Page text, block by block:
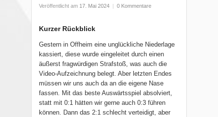
Veröffentlicht am 17. Mai 2024 0 Kommentare
Kurzer Rückblick
Gestern in Offheim eine unglückliche Niederlage
kassiert, diese wurde eingeleitet durch einen
äußerst fragwürdigen Strafstoß, was auch die
Video-Aufzeichnung belegt. Aber letzten Endes
müssen wir uns auch da an die eigene Nase
fassen. Mit das beste Auswärtsspiel absolviert,
statt mit 0:1 hätten wir gerne auch 0:3 führen
können. Dann das 2:1 schlecht verteidigt, aber